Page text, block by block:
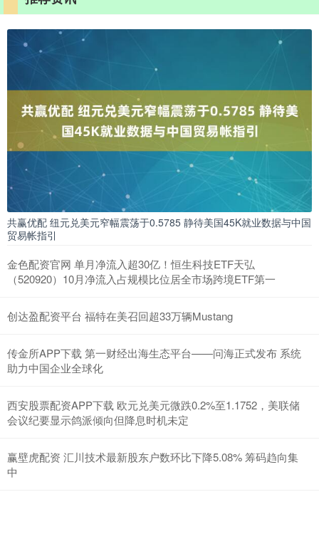
共赢优配 纽元兑美元窄幅震荡于0.5785 静待美国45K就业数据与中国
贸易帐指引
金色配资官网 单月净流入超30亿！恒生科技ETF天弘
（520920）10月净流入占规模比位居全市场跨境ETF第一
创达盈配资平台 福特在美召回超33万辆Mustang
传金所APP下载 第一财经出海生态平台——问海正式发布 系统
助力中国企业全球化
西安股票配资APP下载 欧元兑美元微跌0.2%至1.1752，美联储
会议纪要显示鸽派倾向但降息时机未定
赢壁虎配资 汇川技术最新股东户数环比下降5.08% 筹码趋向集
中